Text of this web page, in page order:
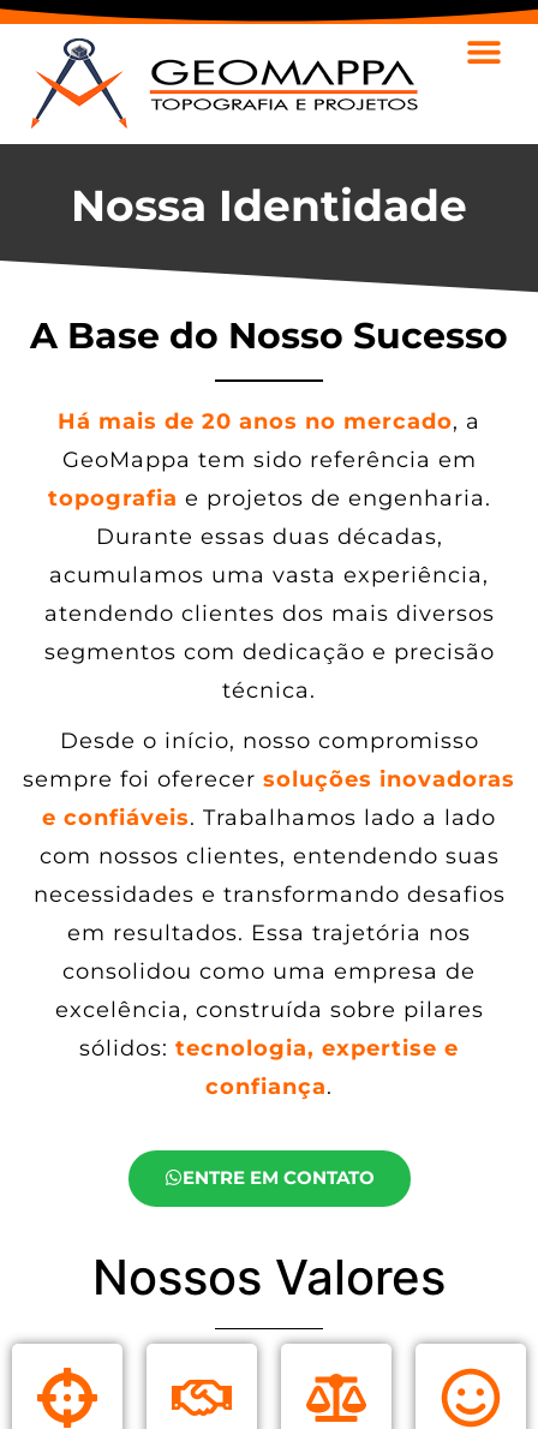
Nossa Identidade
A Base do Nosso Sucesso
Há mais de 20 anos no mercado, a
GeoMappa tem sido referência em
topografia e projetos de engenharia.
Durante essas duas décadas,
acumulamos uma vasta experiência,
atendendo clientes dos mais diversos
segmentos com dedicação e precisão
técnica.
Desde o início, nosso compromisso
sempre foi oferecer soluções inovadoras
e confiáveis. Trabalhamos lado a lado
com nossos clientes, entendendo suas
necessidades e transformando desafios
em resultados. Essa trajetória nos
consolidou como uma empresa de
excelência, construída sobre pilares
sólidos: tecnologia, expertise e
confiança.
ENTRE EM CONTATO
Nossos Valores